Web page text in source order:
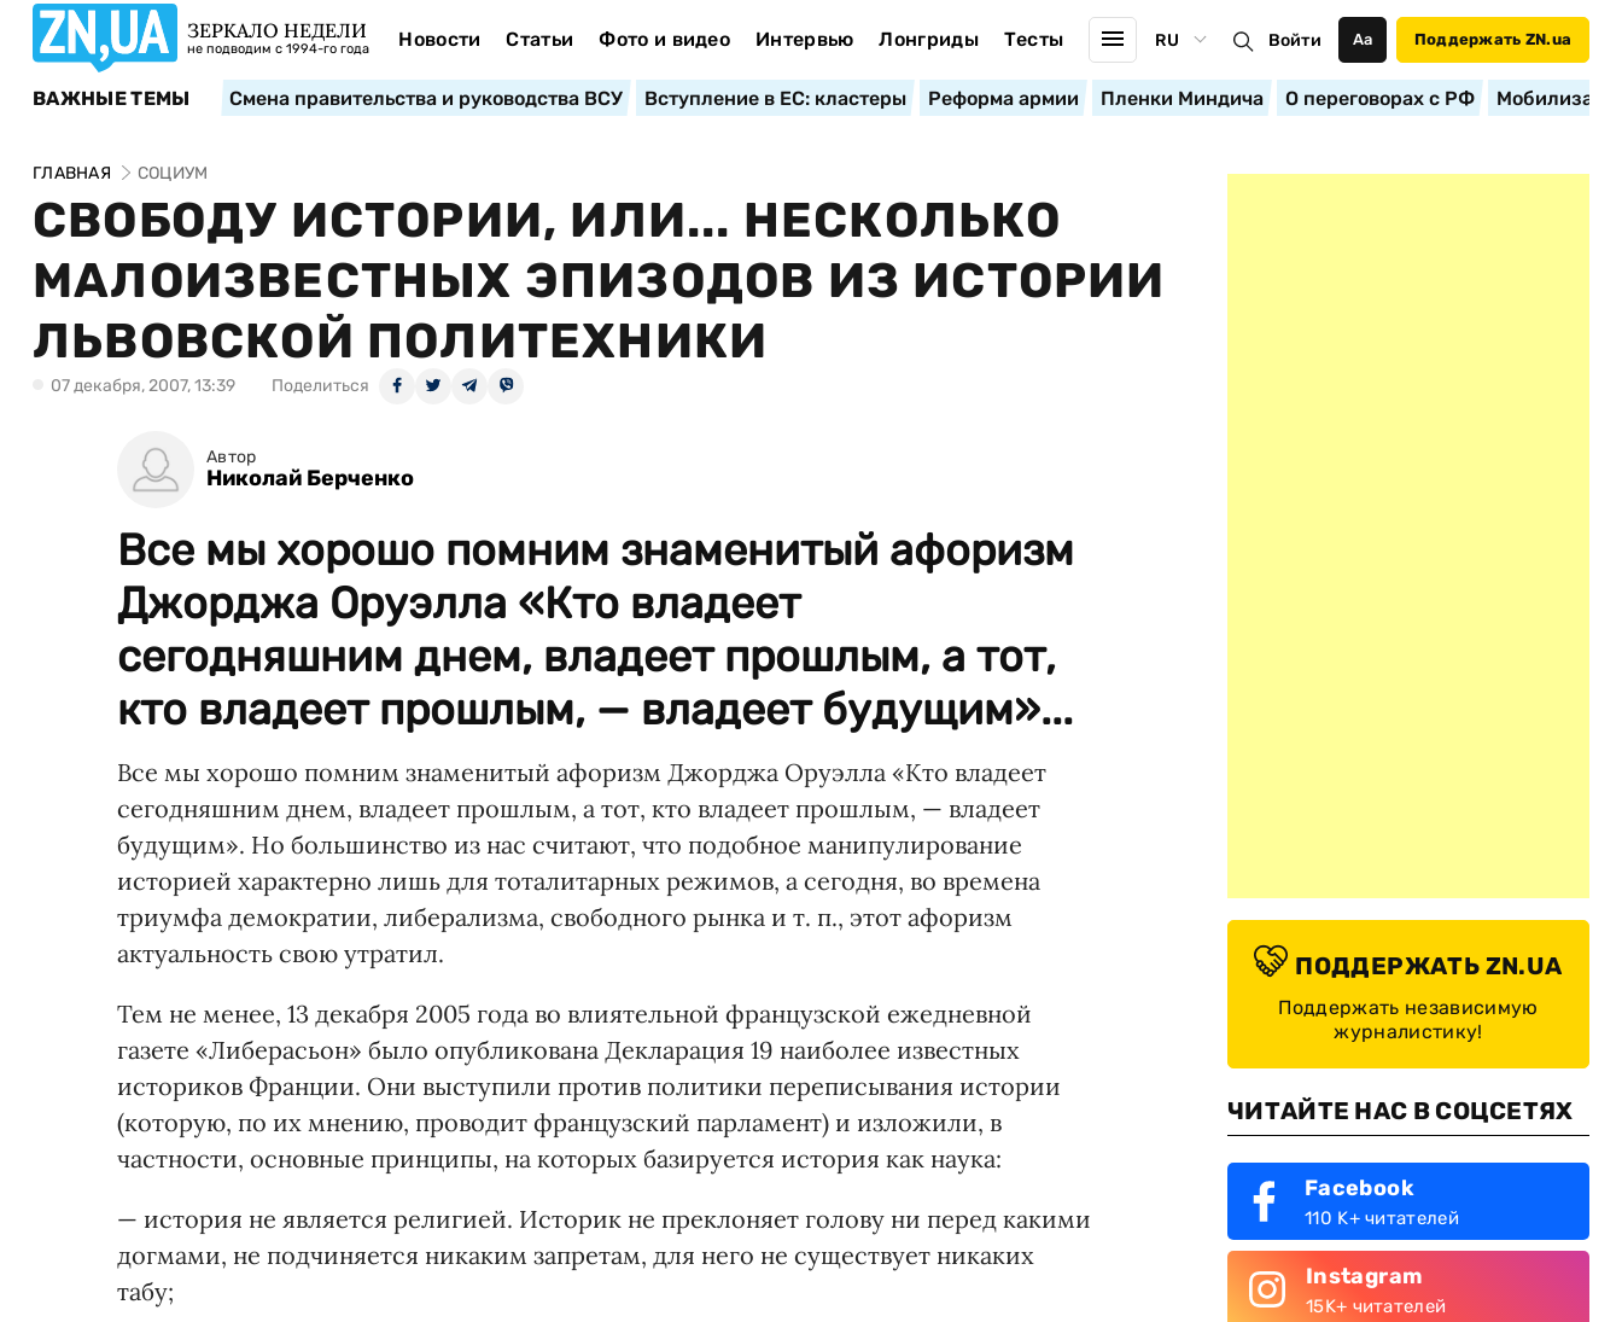
ЗЕРКАЛО НЕДЕЛИ
не подводим с 1994-го года Новости Статьи Фото и видео Интервью Лонгриды Тесты RU Войти Аа Поддержать ZN.ua
ВАЖНЫЕ ТЕМЫ Смена правительства и руководства ВСУ Вступление в ЕС: кластеры Реформа армии Пленки Миндича О переговорах с РФ
ГЛАВНАЯ СОЦИУМ
СВОБОДУ ИСТОРИИ, ИЛИ... НЕСКОЛЬКО
МАЛОИЗВЕСТНЫХ ЭПИЗОДОВ ИЗ ИСТОРИИ
ЛЬВОВСКОЙ ПОЛИТЕХНИКИ
07 декабря, 2007, 13:39 Поделиться
Автор
Николай Берченко
Все мы хорошо помним знаменитый афоризм
Джорджа Оруэлла «Кто владеет
сегодняшним днем, владеет прошлым, а тот,
кто владеет прошлым, — владеет будущим»...
Все мы хорошо помним знаменитый афоризм Джорджа Оруэлла «Кто владеет
сегодняшним днем, владеет прошлым, а тот, кто владеет прошлым, — владеет
будущим». Но большинство из нас считают, что подобное манипулирование
историей характерно лишь для тоталитарных режимов, а сегодня, во времена
триумфа демократии, либерализма, свободного рынка и т. п., этот афоризм
актуальность свою утратил.
Тем не менее, 13 декабря 2005 года во влиятельной французской ежедневной
газете «Либерасьон» было опубликована Декларация 19 наиболее известных
историков Франции. Они выступили против политики переписывания истории
(которую, по их мнению, проводит французский парламент) и изложили, в
частности, основные принципы, на которых базируется история как наука:
— история не является религией. Историк не преклоняет голову ни перед какими
догмами, не подчиняется никаким запретам, для него не существует никаких
табу;
ПОДДЕРЖАТЬ ZN.UA
Поддержать независимую
журналистику!
ЧИТАЙТЕ НАС В СОЦСЕТЯХ
Facebook
110 K+ читателей
Instagram
15K+ читателей